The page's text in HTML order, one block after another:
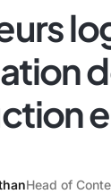
Head of